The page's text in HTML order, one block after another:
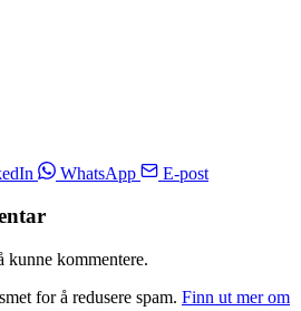
WhatsApp E-post
kunne kommentere.
for å redusere spam. Finn ut mer om